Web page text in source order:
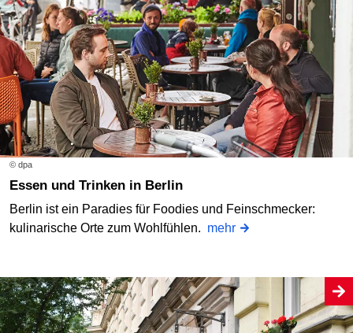
© dpa
Essen und Trinken in Berlin
Berlin ist ein Paradies für Foodies und Feinschmecker:
kulinarische Orte zum Wohlfühlen. mehr